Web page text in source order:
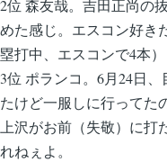
2位 森友哉。吉田正尚の
めた感じ。エスコン好き
塁打中、エスコンで4本）
3位 ポランコ。6月24日
たけど一服しに行ってた
上沢がお前（失敬）に打
れねぇよ。